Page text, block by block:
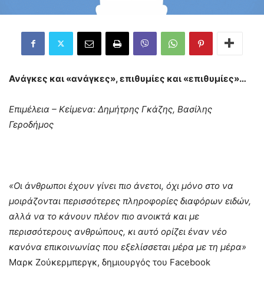
Ανάγκες και «ανάγκες», επιθυμίες και «επιθυμίες»…
Επιμέλεια – Κείμενα: Δημήτρης Γκάζης, Βασίλης
Γεροδήμος
«Οι άνθρωποι έχουν γίνει πιο άνετοι, όχι μόνο στο να
μοιράζονται περισσότερες πληροφορίες διαφόρων ειδών,
αλλά να το κάνουν πλέον πιο ανοικτά και με
περισσότερους ανθρώπους, κι αυτό ορίζει έναν νέο
κανόνα επικοινωνίας που εξελίσσεται μέρα με τη μέρα»
Μαρκ Ζούκερμπεργκ, δημιουργός του Facebook